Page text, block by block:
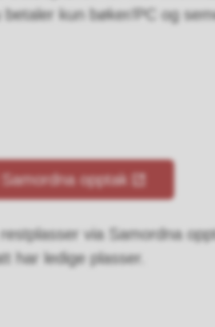
kun bøker/PC og
Samordna opptak
via Samordna
har ledige plasser.